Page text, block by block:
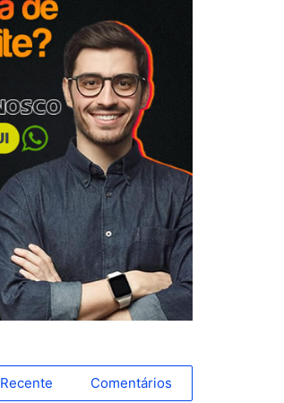
Recente Comentários